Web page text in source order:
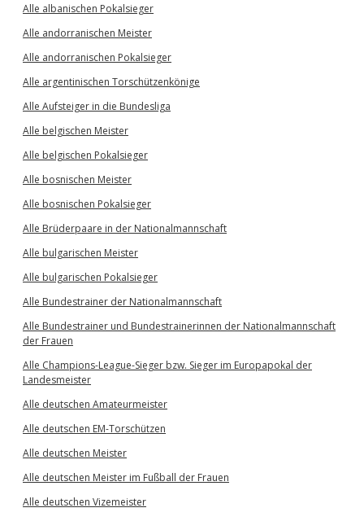
Alle albanischen Pokalsieger
Alle andorranischen Meister
Alle andorranischen Pokalsieger
Alle argentinischen Torschützenkönige
Alle Aufsteiger in die Bundesliga
Alle belgischen Meister
Alle belgischen Pokalsieger
Alle bosnischen Meister
Alle bosnischen Pokalsieger
Alle Brüderpaare in der Nationalmannschaft
Alle bulgarischen Meister
Alle bulgarischen Pokalsieger
Alle Bundestrainer der Nationalmannschaft
Alle Bundestrainer und Bundestrainerinnen der Nationalmannschaft
der Frauen
Alle Champions-League-Sieger bzw. Sieger im Europapokal der
Landesmeister
Alle deutschen Amateurmeister
Alle deutschen EM-Torschützen
Alle deutschen Meister
Alle deutschen Meister im Fußball der Frauen
Alle deutschen Vizemeister